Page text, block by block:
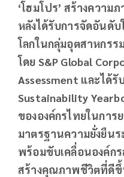
‘โฮมโปร’ สร้างความ
หลังได้รับการจัดอันดับ
โลกในกลุ่มอุตสาหกรร
โดย S&P Global
Assessment และได้รั
Sustainability
ขององค์กรไทยในการ
มาตรฐานความยั่งยืน
พร้อมขับเคลื่อนองค์ก
สร้างคุณภาพชีวิตที่ดีขึ้